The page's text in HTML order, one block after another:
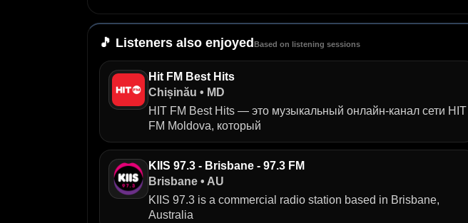
🎵 Listeners also enjoyed Based on listening sessions
Hit FM Best Hits
Chișinău • MD
HIT FM Best Hits — это музыкальный онлайн‑канал сети HIT
FM Moldova, который
KIIS 97.3 - Brisbane - 97.3 FM
Brisbane • AU
KIIS 97.3 is a commercial radio station based in Brisbane,
Australia